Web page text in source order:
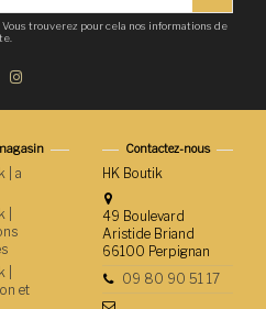
trouverez pour cela nos informations de
| a
|
|
et
Contactez-nous
HK Boutik
49 Boulevard
Aristide Briand
66100 Perpignan
09 80 90 51 17